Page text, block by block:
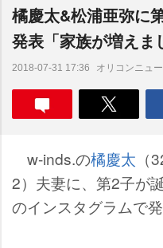
橘慶太&松浦亜弥に
発表「家族が増えま
2018-07-31 17:36 オリコンニュ
w-inds.の橘慶太
2）夫妻に、第2子が
のインスタグラムで発